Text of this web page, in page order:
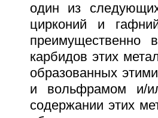
один из
цирконий и
преимущественно
карбидов этих
образованных
и вольфрамом и/
содержании этих